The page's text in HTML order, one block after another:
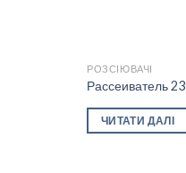
РОЗСІЮВАЧІ
Рассеиватель 23
ЧИТАТИ ДАЛІ